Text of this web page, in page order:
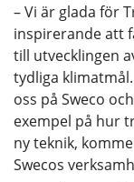
– Vi är glada för
inspirerande att
till utvecklingen
tydliga
oss på Sweco
exempel på hur
ny teknik,
Swecos